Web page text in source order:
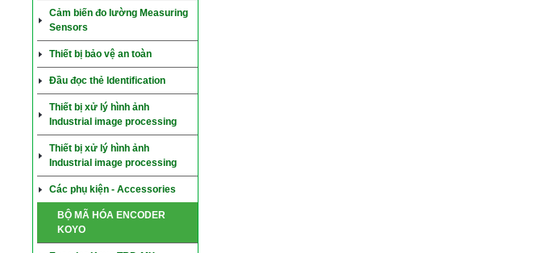
Cảm biến đo lường Measuring
Sensors
Thiết bị bảo vệ an toàn
Đầu đọc thẻ Identification
Thiết bị xử lý hình ảnh
Industrial image processing
Thiết bị xử lý hình ảnh
Industrial image processing
Các phụ kiện - Accessories
BỘ MÃ HÓA ENCODER
KOYO